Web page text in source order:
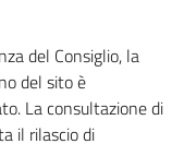
del Consiglio, la
del sito è
La consultazione di
il rilascio di